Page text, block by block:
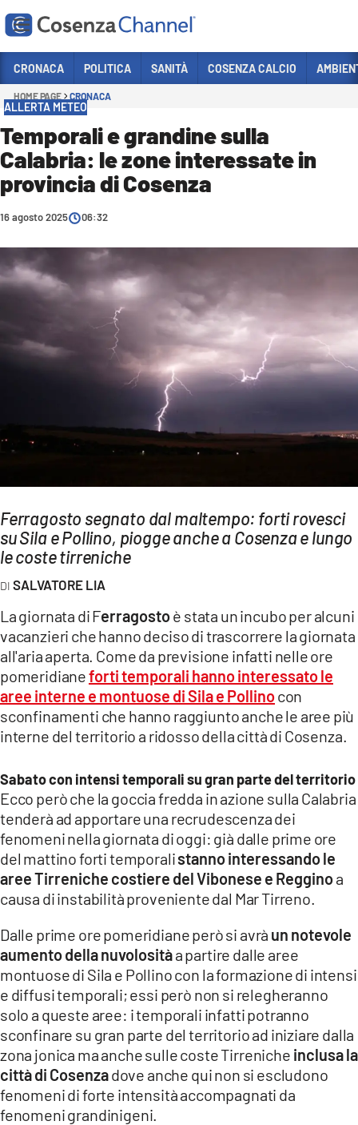
Sezioni
POLITICA
COSENZA CALCIO
ECONOMIA E LAVORO
SANITÀ
SPORT
AMBIENTE
LAC ONAIR
LaC
Network
LACONAIR.IT
LACITYMAG.IT
ILREGGINO.IT
COSENZACHANNEL.IT
CATANZAROCHANNEL.IT
LACAPITALENEWS.IT
App
ANDROID
APPLE
CRONACA POLITICA SANITÀ COSENZA CALCIO
HOME PAGE CRONACA
ALLERTA METEO
Temporali e grandine sulla
Calabria: le zone interessate in
provincia di Cosenza
16 agosto 2025 06:32
Ferragosto segnato dal maltempo: forti rovesci
su Sila e Pollino, piogge anche a Cosenza e lungo
le coste tirreniche
SALVATORE LIA
La giornata di Ferragostoè stata un incubo per alcuni
vacanzieri che hanno deciso di trascorrere la giornata
all'aria aperta. Come da previsione infatti nelle ore
pomeridianeforti temporali hanno interessato le
aree interne e montuose di Sila e Pollinocon
sconfinamenti che hanno raggiunto anche le aree più
interne del territorio a ridosso della città di Cosenza.
Sabato con intensi temporali su gran parte del territorio
Ecco però che la goccia fredda in azione sulla Calabria
tenderà ad apportare una recrudescenza dei
fenomeni nella giornata di oggi: già dalle prime ore
del mattino forti temporalistanno interessando le
aree Tirreniche costiere del Vibonese e Regginoa
causa di instabilità proveniente dal Mar Tirreno.
Dalle prime ore pomeridiane però si avrà un notevole
aumento della nuvolositàa partire dalle aree
montuose di Sila e Pollino con la formazione di intensi
e diffusi temporali; essi però non si relegheranno
solo a queste aree: i temporali infatti potranno
sconfinare su gran parte del territorio ad iniziare dalla
zona jonica ma anche sulle coste Tirreniche inclusa la
città di Cosenzadove anche qui non si escludono
fenomeni di forte intensità accompagnati da
fenomeni grandinigeni.